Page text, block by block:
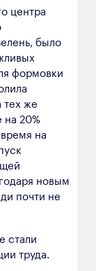
центра
было
формовки
тех же
на 20%
на
новым
почти не
стали
труда.